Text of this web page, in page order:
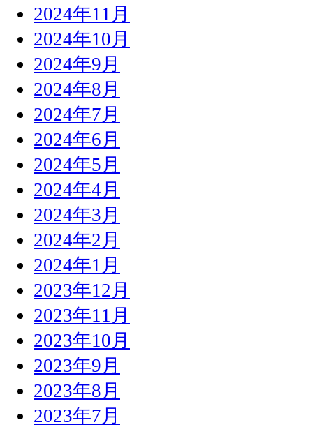
2024年11月
2024年10月
2024年9月
2024年8月
2024年7月
2024年6月
2024年5月
2024年4月
2024年3月
2024年2月
2024年1月
2023年12月
2023年11月
2023年10月
2023年9月
2023年8月
2023年7月